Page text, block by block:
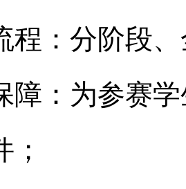
：分阶段、
为参赛学